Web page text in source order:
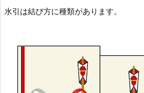
水引は結び方に種類があります。